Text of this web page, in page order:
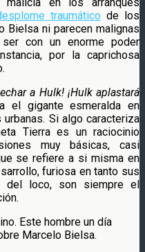
malicia en los arranques
traumático de los
Bielsa ni parecen malignas
con un enorme poder
por la caprichosa
a Hulk! ¡Hulk aplastará
el gigante esmeralda en
Si algo caracteriza
Tierra es un raciocinio
muy básicas, casi
se refiere a si misma en
furiosa en tanto sus
del loco, son siempre el
Este hombre un día
Marcelo Bielsa.